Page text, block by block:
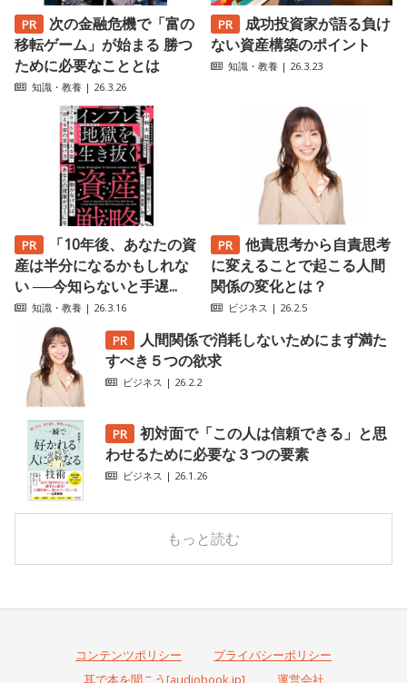
次の金融危機で「富の
移転ゲーム」が始まる 勝つ
ために必要なこととは
知識・教養 | 26.3.26
成功投資家が語る負け
ない資産構築のポイント
知識・教養 | 26.3.23
「10年後、あなたの資
産は半分になるかもしれな
い ──今知らないと手遅...
知識・教養 | 26.3.16
他責思考から自責思考
に変えることで起こる人間
関係の変化とは？
ビジネス | 26.2.5
人間関係で消耗しないためにまず満た
すべき５つの欲求
ビジネス | 26.2.2
初対面で「この人は信頼できる」と思
わせるために必要な３つの要素
ビジネス | 26.1.26
もっと読む
コンテンツポリシー
プライバシーポリシー
耳で本を聞こう[audiobook.jp]
運営会社